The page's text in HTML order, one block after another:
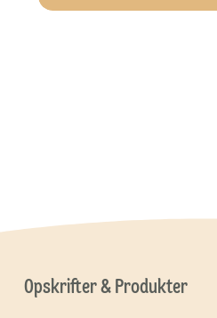
Opskrifter & Produkter